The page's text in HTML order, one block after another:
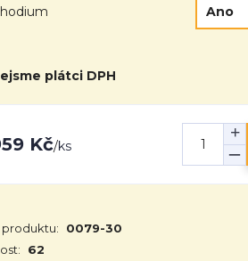
plátci DPH
Kč/ks
produktu: 0079-30
62